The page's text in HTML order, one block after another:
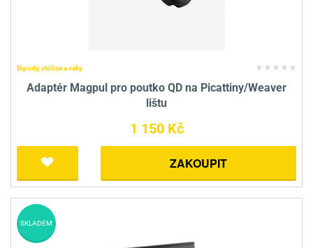
Bipody, stolice a vaky
Adaptér Magpul pro poutko QD na Picattiny/Weaver
lištu
1 150 Kč
ZAKOUPIT
SKLADEM